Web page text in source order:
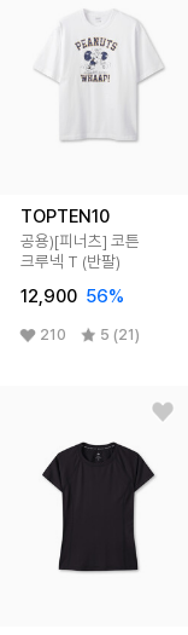
TOPTEN10
공용)[피너츠] 코튼
크루넥 T (반팔)
12,900 56%
210 5 (21)